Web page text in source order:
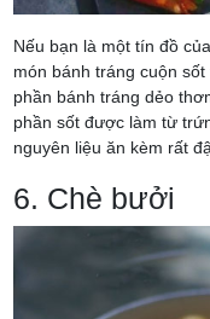
Nếu bạn là một tín đồ
món bánh tráng cuộn
phần bánh tráng dẻo
phần sốt được làm từ
nguyên liệu ăn kèm rất
6. Chè bưởi